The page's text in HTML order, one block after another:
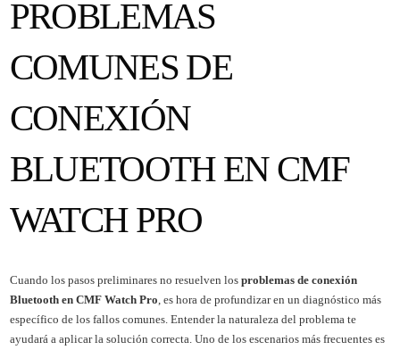
PROBLEMAS
COMUNES DE
CONEXIÓN
BLUETOOTH EN CMF
WATCH PRO
Cuando los pasos preliminares no resuelven los problemas de conexión
Bluetooth en CMF Watch Pro , es hora de profundizar en un diagnóstico más
específico de los fallos comunes. Entender la naturaleza del problema te
ayudará a aplicar la solución correcta. Uno de los escenarios más frecuentes es